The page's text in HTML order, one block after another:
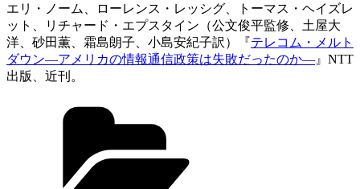
エリ・ノーム、ローレンス・レッシグ、トーマス・ヘイズレ
ット、リチャード・エプスタイン（公文俊平監修、土屋大
洋、砂田薫、霜島朗子、小島安紀子訳）『テレコム・メルト
ダウン―アメリカの情報通信政策は失敗だったのか― 』NTT
出版、近刊。